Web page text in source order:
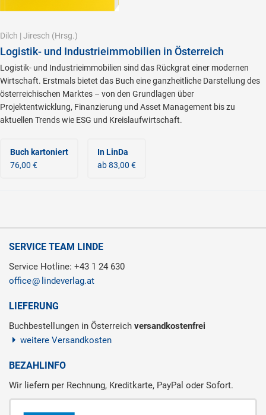
Dilch | Jiresch (Hrsg.)
Logistik- und Industrieimmobilien in Österreich
Logistik- und Industrieimmobilien sind das Rückgrat einer modernen
Wirtschaft. Erstmals bietet das Buch eine ganzheitliche Darstellung des
österreichischen Marktes – von den Grundlagen über
Projektentwicklung, Finanzierung und Asset Management bis zu
aktuellen Trends wie ESG und Kreislaufwirtschaft.
Buch kartoniert
76,00 €
In LinDa
ab 83,00 €
SERVICE TEAM LINDE
Service Hotline: +43 1 24 630
office
lindeverlag.at
LIEFERUNG
Buchbestellungen in Österreich versandkostenfrei
weitere Versandkosten
BEZAHLINFO
Wir liefern per Rechnung, Kreditkarte, PayPal oder Sofort.